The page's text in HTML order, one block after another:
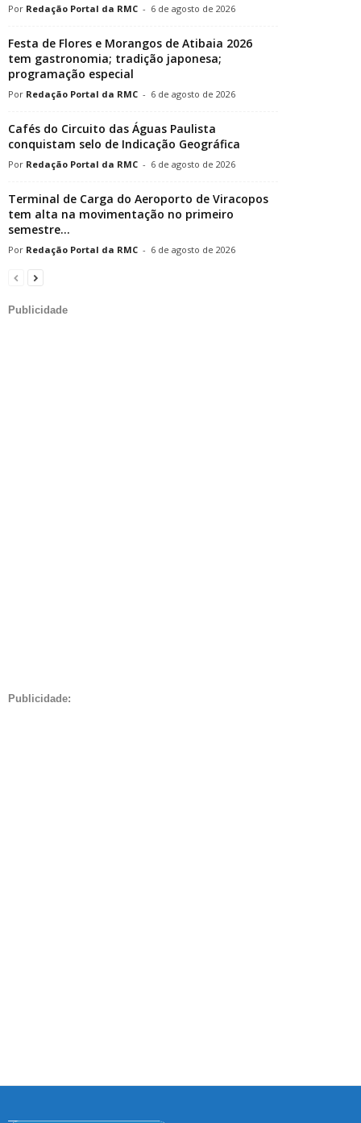
Redação Portal da RMC - 6 de agosto de 2026
Festa de Flores e Morangos de Atibaia 2026
tem gastronomia; tradição japonesa;
programação especial
Redação Portal da RMC - 6 de agosto de 2026
Cafés do Circuito das Águas Paulista
conquistam selo de Indicação Geográfica
Redação Portal da RMC - 6 de agosto de 2026
Terminal de Carga do Aeroporto de Viracopos
tem alta na movimentação no primeiro
semestre...
Redação Portal da RMC - 6 de agosto de 2026
Publicidade
Publicidade: